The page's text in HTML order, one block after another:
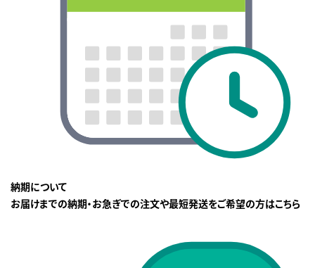
納期について
お届けまでの納期・お急ぎでの注文や最短発送をご希望の方はこちら